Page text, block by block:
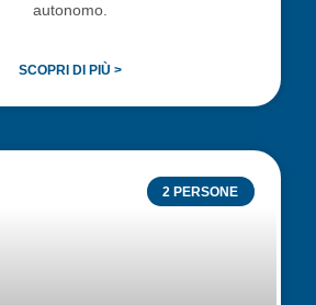
autonomo.
SCOPRI DI PIÙ >
2 PERSONE